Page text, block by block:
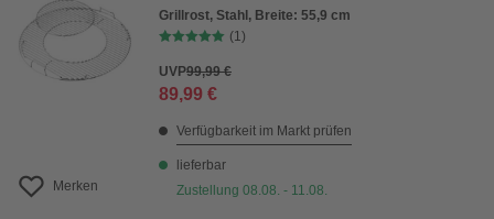
Merken
Grillrost, Stahl, Breite: 55,9 cm
(1)
UVP99,99 €
89,99 €
Verfügbarkeit im Markt prüfen
lieferbar
Zustellung 08.08. - 11.08.